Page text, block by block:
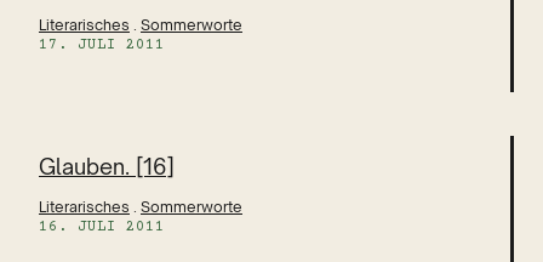
Literarisches . Sommerworte
17. JULI 2011
Glauben. [16]
Literarisches Sommerworte
16. JULI 2011